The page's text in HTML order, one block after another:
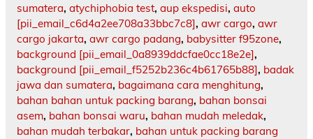
sumatera, atychiphobia test, aup ekspedisi, auto
[pii_email_c6d4a2ee708a33bbc7c8], awr cargo, awr
cargo jakarta, awr cargo padang, babysitter f95zone,
background [pii_email_0a8939ddcfae0cc18e2e],
background [pii_email_f5252b236c4b61765b88], badak
jawa dan sumatera, bagaimana cara menghitung,
bahan bahan untuk packing barang, bahan bonsai
asem, bahan bonsai waru, bahan mudah meledak,
bahan mudah terbakar, bahan untuk packing barang